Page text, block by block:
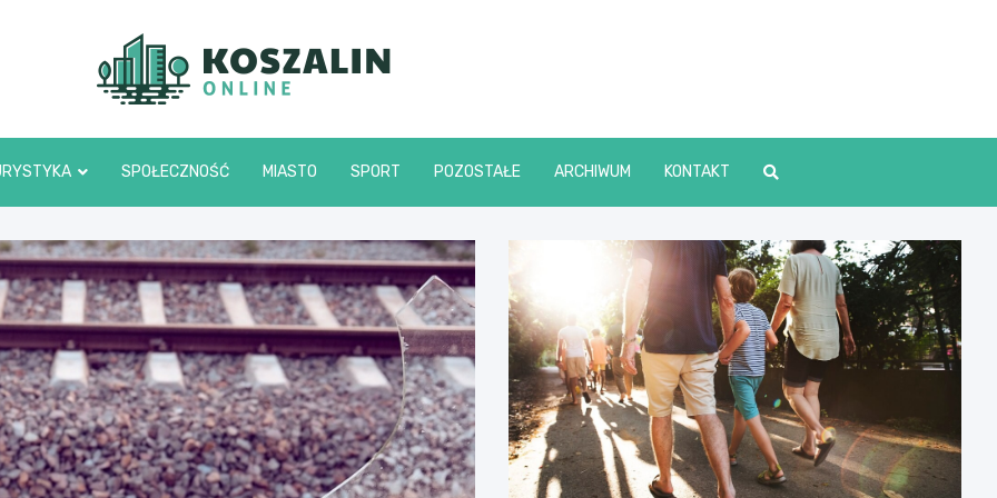
SPOŁECZNOŚĆ MIASTO SPORT POZOSTAŁE ARCHIWUM KONTAKT